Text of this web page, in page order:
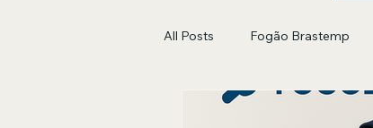
All Posts Fogão Brastemp
manutenção de fogão